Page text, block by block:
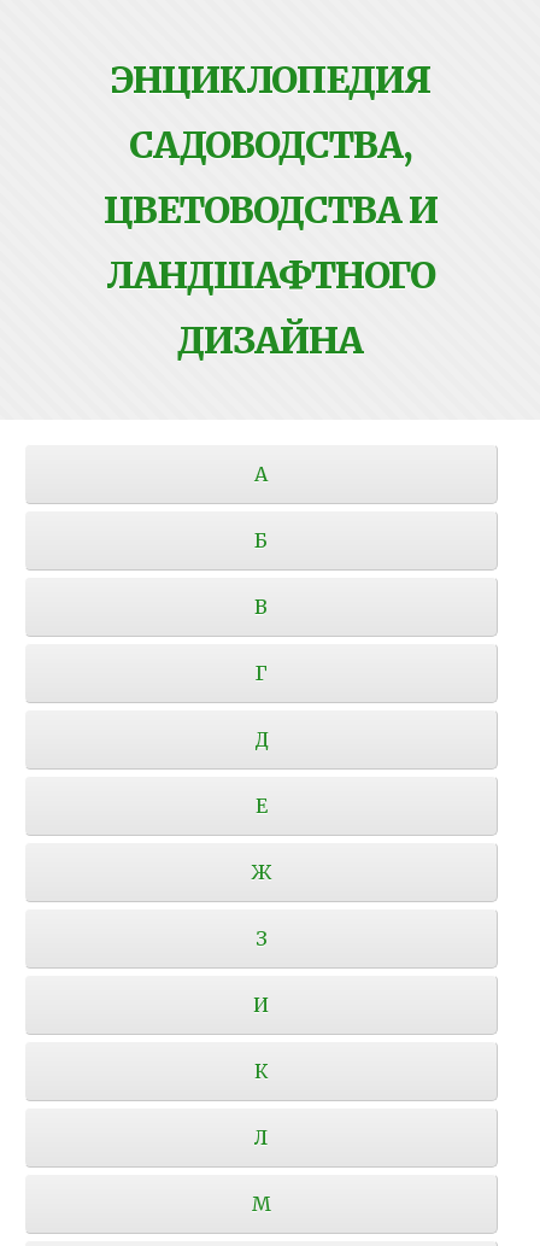
ЭНЦИКЛОПЕДИЯ
САДОВОДСТВА,
ЦВЕТОВОДСТВА И
ЛАНДШАФТНОГО
ДИЗАЙНА
А
Б
В
Г
Д
Е
Ж
З
И
К
Л
М